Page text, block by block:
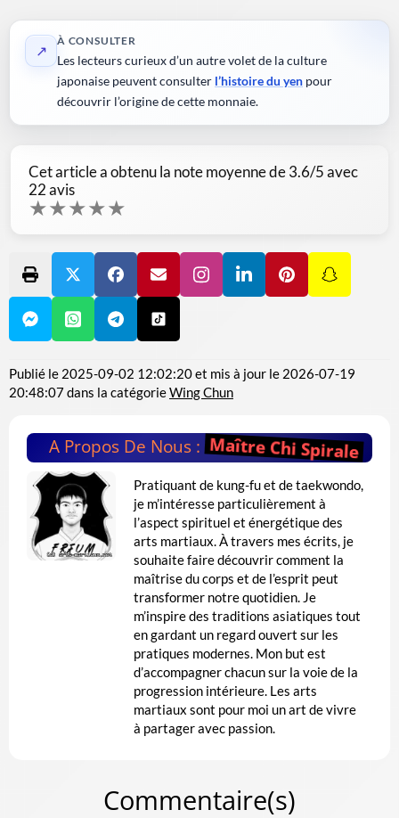
↗
À CONSULTER
Les lecteurs curieux d’un autre volet de la culture
japonaise peuvent consulter l’histoire du yen pour
découvrir l’origine de cette monnaie.
Cet article a obtenu la note moyenne de3.6/5 avec
22avis
★★★★★
Publié le 2025-09-02 12:02:20et mis à jour le 2026-07-19
20:48:07dans la catégorieWing Chun
A Propos De Nous :Maître Chi Spirale
Pratiquant de kung-fu et de taekwondo,
je m’intéresse particulièrement à
l’aspect spirituel et énergétique des
arts martiaux. À travers mes écrits, je
souhaite faire découvrir comment la
maîtrise du corps et de l’esprit peut
transformer notre quotidien. Je
m’inspire des traditions asiatiques tout
en gardant un regard ouvert sur les
pratiques modernes. Mon but est
d’accompagner chacun sur la voie de la
progression intérieure. Les arts
martiaux sont pour moi un art de vivre
à partager avec passion.
Commentaire(s)